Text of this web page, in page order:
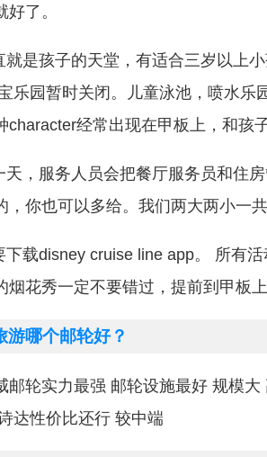
了。
是孩子的天堂，有适合三岁以上
乐园暂时关闭。儿童泳池，喷水乐
character经常出现在甲板上，和孩
，服务人员会把餐厅服务员和住
，你也可以多给。我们两大两小一
载disney cruise line app。 所有
烟花秀一定不要错过，提前到甲板
游哪个邮轮好？
邮轮实力最强 邮轮设施最好 规模
达性价比还行 较中端